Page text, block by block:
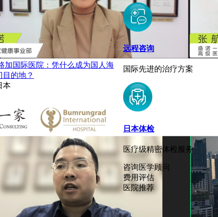
加国际医院：凭什么成为国人海
的地？
本
远程咨询
国际先进的治疗方案
日本体检
医疗级精密体检服务
咨询医学顾问
费用评估
医院推荐